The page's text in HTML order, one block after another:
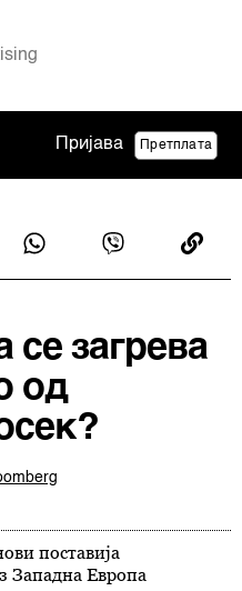
Пријава Претплата
загрева
од
поставија
Западна Европа